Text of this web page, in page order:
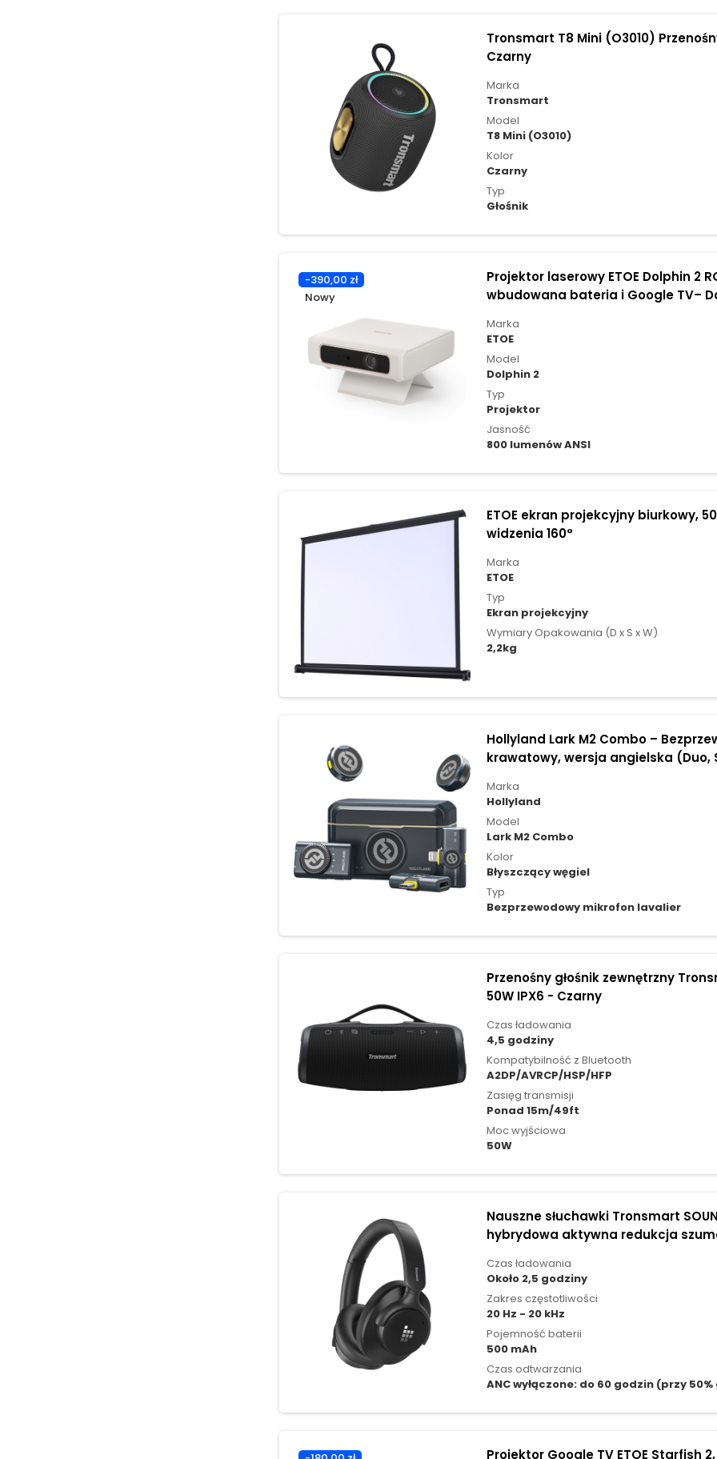
Tronsmart T8 Mini (O3010)
Czarny
Marka
Tronsmart
Model
T8 Mini (O3010)
Kolor
Czarny
Typ
Głośnik
-390,00 zł
Nowy
Projektor laserowy ETOE Dolphin 2
wbudowana bateria i Google TV–
Marka
ETOE
Model
Dolphin 2
Typ
Projektor
Jasność
800 lumenów ANSI
ETOE ekran projekcyjny biurkowy,
widzenia 160°
Marka
ETOE
Typ
Ekran projekcyjny
Wymiary Opakowania (D x S x W)
2,2kg
Hollyland Lark M2 Combo –
krawatowy, wersja angielska (Duo,
Marka
Hollyland
Model
Lark M2 Combo
Kolor
Błyszczący węgiel
Typ
Bezprzewodowy mikrofon lavalier
Przenośny głośnik zewnętrzny
50W IPX6 - Czarny
Czas ładowania
4,5 godziny
Kompatybilność z Bluetooth
A2DP/AVRCP/HSP/HFP
Zasięg transmisji
Ponad 15m/49ft
Moc wyjściowa
50W
Nauszne słuchawki Tronsmart
hybrydowa aktywna redukcja
Czas ładowania
Około 2,5 godziny
Zakres częstotliwości
20 Hz - 20 kHz
Pojemność baterii
500 mAh
Czas odtwarzania
ANC wyłączone: do 60 godzin (przy 50%
Projektor Google TV ETOE Starfish